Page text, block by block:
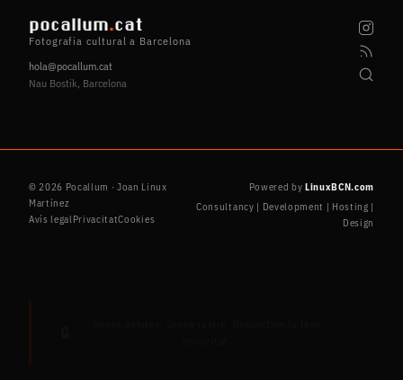
pocallum.cat
Fotografia cultural a Barcelona
hola@pocallum.cat
Nau Bostik, Barcelona
© 2026 Pocallum · Joan Linux
Martínez
Avís legalPrivacitatCookies
Powered by LinuxBCN.com
Consultancy | Development | Hosting |
Design